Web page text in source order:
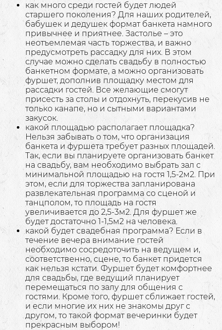
как много среди гостей будет людей
старшего поколения? Для наших родителей,
бабушек и дедушек формат банкета намного
привычнее и приятнее. Застолье – это
неотъемлемая часть торжества, и важно
предусмотреть рассадку для них. В этом
случае можно сделать свадьбу в полностью
банкетном формате, а можно организовать
фуршет, дополнив площадку местом для
рассадки гостей. Все желающие смогут
присесть за столы и отдохнуть, перекусив не
только канапе, но и сытными вариантами
закусок.
какой площадью располагает площадка?
Нельзя забывать о том, что организация
банкета и фуршета требует разных площадей.
Так, если вы планируете организовать банкет
на свадьбу, вам необходимо выбрать зал с
минимальной площадью на гостя 1,5-2м2. При
этом, если для торжества запланирована
развлекательная программа со сценой и
танцполом, то площадь на гостя
увеличивается до 2,5-3м2. Для фуршет же
будет достаточно 1-1,5м2 на человека.
какой будет свадебная программа? Если в
течение вечера внимание гостей
необходимо сосредоточить на ведущем и,
соответственно, сцене, то банкет придется
как нельзя кстати. Фуршет будет комфортнее
для свадьбы, где ведущий планирует
перемещаться по залу для общения с
гостями. Кроме того, фуршет сближает гостей,
и если многие их них не знакомы друг с
другом, то такой формат вечеринки будет
прекрасным выбором!